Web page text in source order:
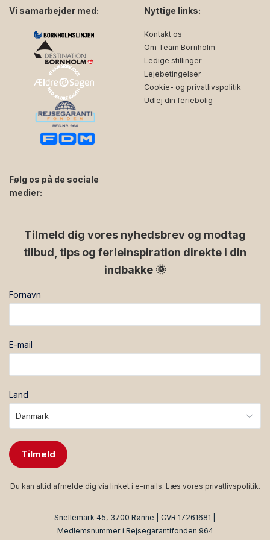
Vi samarbejder med:
Følg os på de sociale
medier:
Nyttige links:
Kontakt os
Om Team Bornholm
Ledige stillinger
Lejebetingelser
Cookie- og privatlivspolitik
Udlej din feriebolig
Tilmeld dig vores nyhedsbrev og modtag
tilbud, tips og ferieinspiration direkte i din
indbakke 🌞
Fornavn
E-mail
Land
Tilmeld
Du kan altid afmelde dig via linket i e-mails. Læs vores privatlivspolitik.
Snellemark 45, 3700 Rønne | CVR 17261681 |
Medlemsnummer i Rejsegarantifonden 964